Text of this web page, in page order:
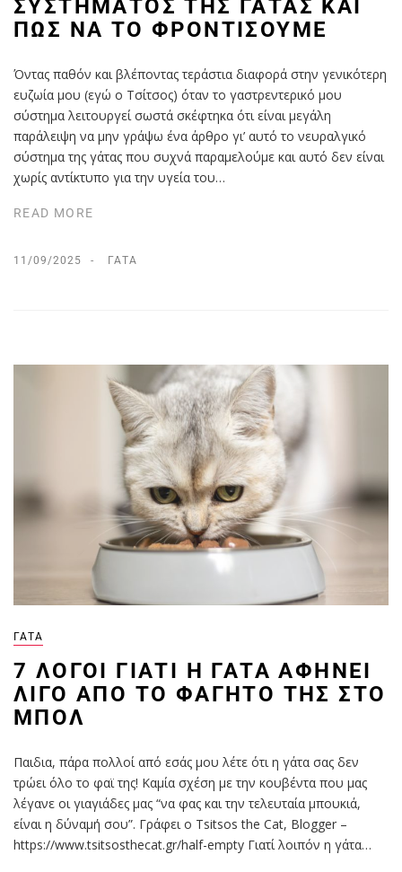
ΣΥΣΤΉΜΑΤΟΣ ΤΗΣ ΓΆΤΑΣ ΚΑΙ
ΠΩΣ ΝΑ ΤΟ ΦΡΟΝΤΊΣΟΥΜΕ
Όντας παθόν και βλέποντας τεράστια διαφορά στην γενικότερη
ευζωία μου (εγώ ο Τσίτσος) όταν το γαστρεντερικό μου
σύστημα λειτουργεί σωστά σκέφτηκα ότι είναι μεγάλη
παράλειψη να μην γράψω ένα άρθρο γι’ αυτό το νευραλγικό
σύστημα της γάτας που συχνά παραμελούμε και αυτό δεν είναι
χωρίς αντίκτυπο για την υγεία του…
READ MORE
11/09/2025 ΓΆΤΑ
ΓΆΤΑ
7 ΛΌΓΟΙ ΓΙΑΤΊ Η ΓΆΤΑ ΑΦΉΝΕΙ
ΛΊΓΟ ΑΠΌ ΤΟ ΦΑΓΗΤΌ ΤΗΣ ΣΤΟ
ΜΠΟΛ
Παιδια, πάρα πολλοί από εσάς μου λέτε ότι η γάτα σας δεν
τρώει όλο το φαϊ της! Καμία σχέση με την κουβέντα που μας
λέγανε οι γιαγιάδες μας “να φας και την τελευταία μπουκιά,
είναι η δύναμή σου”. Γράφει ο Tsitsos the Cat, Βlogger –
https://www.tsitsosthecat.gr/half-empty Γιατί λοιπόν η γάτα…